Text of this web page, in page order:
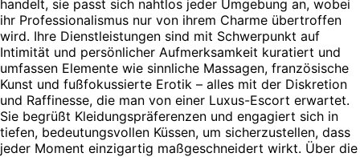
handelt, sie passt sich nahtlos jeder Umgebung an, wobei
ihr Professionalismus nur von ihrem Charme übertroffen
wird. Ihre Dienstleistungen sind mit Schwerpunkt auf
Intimität und persönlicher Aufmerksamkeit kuratiert und
umfassen Elemente wie sinnliche Massagen, französische
Kunst und fußfokussierte Erotik – alles mit der Diskretion
und Raffinesse, die man von einer Luxus-Escort erwartet.
Sie begrüßt Kleidungspräferenzen und engagiert sich in
tiefen, bedeutungsvollen Küssen, um sicherzustellen, dass
jeder Moment einzigartig maßgeschneidert wirkt. Über die